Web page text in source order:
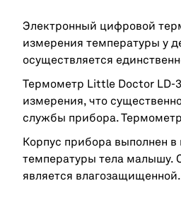
Электронный цифровой
измерения температуры у
осуществляется
Термометр Little Doctor LD-
измерения, что
службы прибора.
Корпус прибора выполнен
температуры тела малышу.
является влагозащищенной.